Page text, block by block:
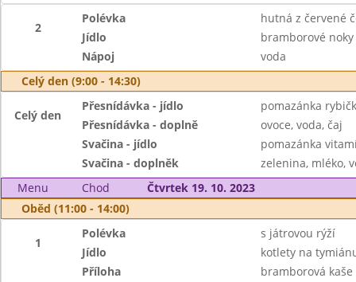
2
Polévka
hutná z červené
Jídlo
bramborové
Nápoj
voda
Celý den (9:00 - 14:30)
Celý den
Přesnídávka - jídlo
pomazánka
Přesnídávka - doplně
ovoce, voda, čaj
Svačina - jídlo
pomazánka
Svačina - doplněk
zelenina, mléko,
Menu
Chod
Čtvrtek 19. 10. 2023
Oběd (11:00 - 14:00)
1
Polévka
s játrovou rýží
Jídlo
kotlety na
Příloha
bramborová kaše